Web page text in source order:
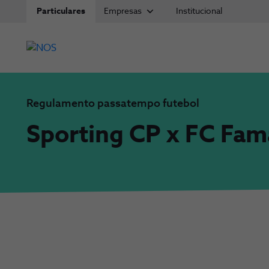
Particulares Empresas Institucional
Regulamento passatempo futebol
Sporting CP x FC